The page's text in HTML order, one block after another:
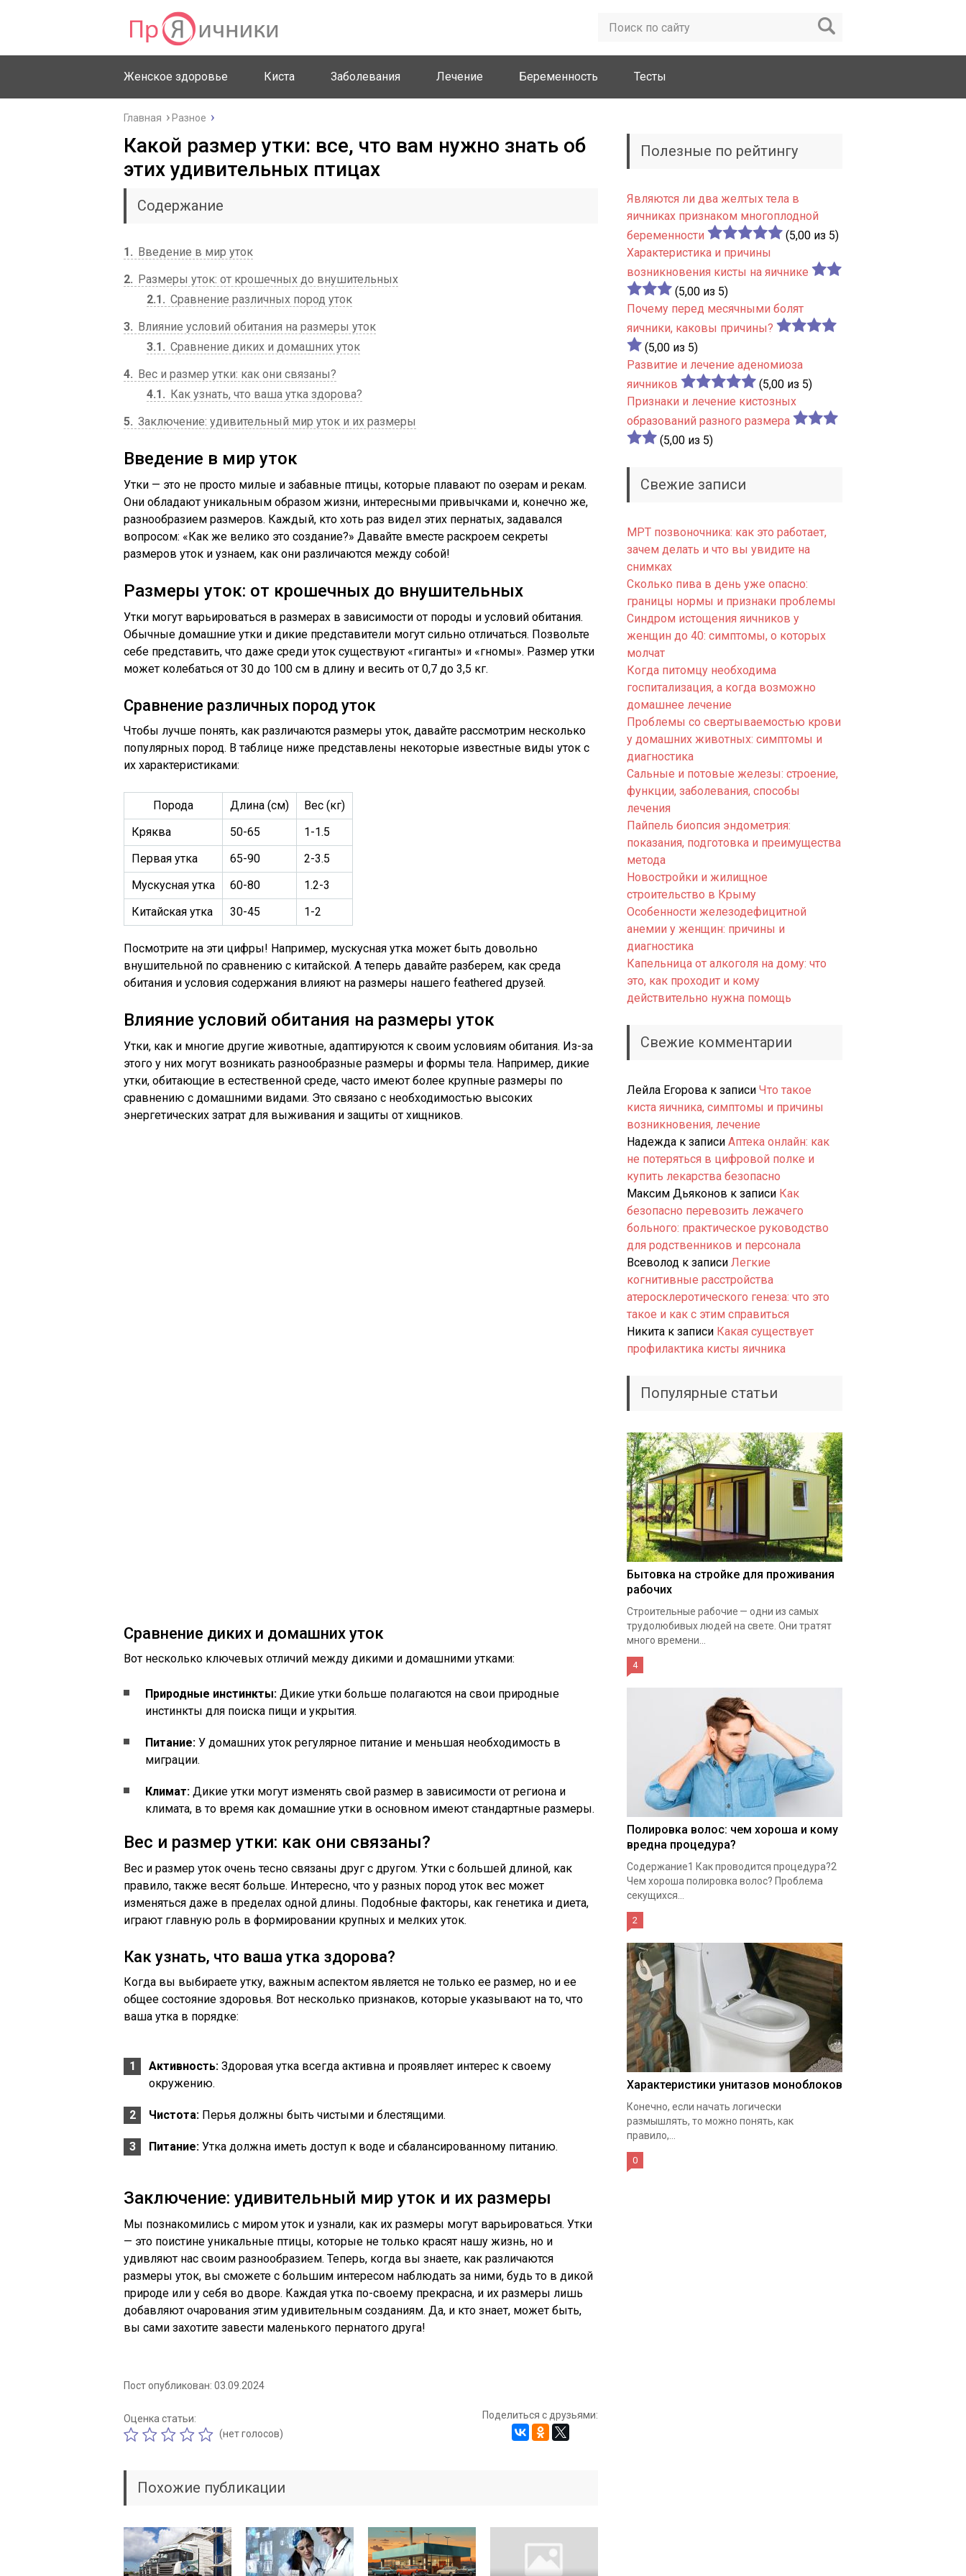
Женское здоровье Киста Заболевания Лечение Беременность Тесты
Главная Разное
Какой размер утки: все, что вам нужно знать об
этих удивительных птицах
Содержание
1
Введение в мир уток
2
Размеры уток: от крошечных до внушительных
2.1
Сравнение различных пород уток
3
Влияние условий обитания на размеры уток
3.1
Сравнение диких и домашних уток
4
Вес и размер утки: как они связаны?
4.1
Как узнать, что ваша утка здорова?
5 Заключение: удивительный мир уток и их размеры
Введение в мир уток
Утки — это не просто милые и забавные птицы, которые плавают по озерам и рекам.
Они обладают уникальным образом жизни, интересными привычками и, конечно же,
разнообразием размеров. Каждый, кто хоть раз видел этих пернатых, задавался
вопросом: «Как же велико это создание?» Давайте вместе раскроем секреты
размеров уток и узнаем, как они различаются между собой!
Размеры уток: от крошечных до внушительных
Утки могут варьироваться в размерах в зависимости от породы и условий обитания.
Обычные домашние утки и дикие представители могут сильно отличаться. Позвольте
себе представить, что даже среди уток существуют «гиганты» и «гномы». Размер утки
может колебаться от 30 до 100 см в длину и весить от 0,7 до 3,5 кг.
Сравнение различных пород уток
Чтобы лучше понять, как различаются размеры уток, давайте рассмотрим несколько
популярных пород. В таблице ниже представлены некоторые известные виды уток с
их характеристиками:
Порода Длина (см)
Вес (кг)
Кряква
50-65
1-1.5
Первая утка
65-90
2-3.5
Мускусная утка
60-80
1.2-3
Китайская утка
30-45 1-2
Посмотрите на эти цифры! Например, мускусная утка может быть довольно
внушительной по сравнению с китайской. А теперь давайте разберем, как среда
обитания и условия содержания влияют на размеры нашего feathered друзей.
Влияние условий обитания на размеры уток
Утки, как и многие другие животные, адаптируются к своим условиям обитания. Из-за
этого у них могут возникать разнообразные размеры и формы тела. Например, дикие
утки, обитающие в естественной среде, часто имеют более крупные размеры по
сравнению с домашними видами. Это связано с необходимостью высоких
энергетических затрат для выживания и защиты от хищников.
Сравнение диких и домашних уток
Вот несколько ключевых отличий между дикими и домашними утками:
Природные инстинкты: Дикие утки больше полагаются на свои природные
инстинкты для поиска пищи и укрытия.
Питание: У домашних уток регулярное питание и меньшая необходимость в
миграции.
Климат: Дикие утки могут изменять свой размер в зависимости от региона и
климата, в то время как домашние утки в основном имеют стандартные размеры.
Вес и размер утки: как они связаны?
Вес и размер уток очень тесно связаны друг с другом. Утки с большей длиной, как
правило, также весят больше. Интересно, что у разных пород уток вес может
изменяться даже в пределах одной длины. Подобные факторы, как генетика и диета,
играют главную роль в формировании крупных и мелких уток.
Как узнать, что ваша утка здорова?
Когда вы выбираете утку, важным аспектом является не только ее размер, но и ее
общее состояние здоровья. Вот несколько признаков, которые указывают на то, что
ваша утка в порядке:
Активность: Здоровая утка всегда активна и проявляет интерес к своему
окружению.
Чистота: Перья должны быть чистыми и блестящими.
Питание: Утка должна иметь доступ к воде и сбалансированному питанию.
Заключение: удивительный мир уток и их размеры
Мы познакомились с миром уток и узнали, как их размеры могут варьироваться. Утки
— это поистине уникальные птицы, которые не только красят нашу жизнь, но и
удивляют нас своим разнообразием. Теперь, когда вы знаете, как различаются
размеры уток, вы сможете с большим интересом наблюдать за ними, будь то в дикой
природе или у себя во дворе. Каждая утка по-своему прекрасна, и их размеры лишь
добавляют очарования этим удивительным созданиям. Да, и кто знает, может быть,
вы сами захотите завести маленького пернатого друга!
Пост опубликован: 03.09.2024
Оценка статьи:
(нет голосов)
Поделиться с друзьями:
Похожие публикации
Полезные по рейтингу
Являются ли два желтых тела в
яичниках признаком многоплодной
беременности
(5,00 из 5)
Характеристика и причины
возникновения кисты на яичнике
(5,00 из 5)
Почему перед месячными болят
яичники, каковы причины?
(5,00 из 5)
Развитие и лечение аденомиоза
яичников
(5,00 из 5)
Признаки и лечение кистозных
образований разного размера
(5,00 из 5)
Свежие записи
МРТ позвоночника: как это работает,
зачем делать и что вы увидите на
снимках
Сколько пива в день уже опасно:
границы нормы и признаки проблемы
Синдром истощения яичников у
женщин до 40: симптомы, о которых
молчат
Когда питомцу необходима
госпитализация, а когда возможно
домашнее лечение
Проблемы со свертываемостью крови
у домашних животных: симптомы и
диагностика
Сальные и потовые железы: строение,
функции, заболевания, способы
лечения
Пайпель биопсия эндометрия:
показания, подготовка и преимущества
метода
Новостройки и жилищное
строительство в Крыму
Особенности железодефицитной
анемии у женщин: причины и
диагностика
Капельница от алкоголя на дому: что
это, как проходит и кому
действительно нужна помощь
Свежие комментарии
Лейла Егорова к записи Что такое
киста яичника, симптомы и причины
возникновения, лечение
Надежда к записи Аптека онлайн: как
не потеряться в цифровой полке и
купить лекарства безопасно
Максим Дьяконов к записи Как
безопасно перевозить лежачего
больного: практическое руководство
для родственников и персонала
Всеволод к записи Легкие
когнитивные расстройства
атеросклеротического генеза: что это
такое и как с этим справиться
Никита к записи Какая существует
профилактика кисты яичника
Популярные статьи
Бытовка на стройке для проживания
рабочих
Строительные рабочие — одни из самых
трудолюбивых людей на свете. Они тратят
много времени...
4
Полировка волос: чем хороша и кому
вредна процедура?
Содержание1 Как проводится процедура?2
Чем хороша полировка волос? Проблема
секущихся...
2
Характеристики унитазов моноблоков
Конечно, если начать логически
размышлять, то можно понять, как
правило,...
0